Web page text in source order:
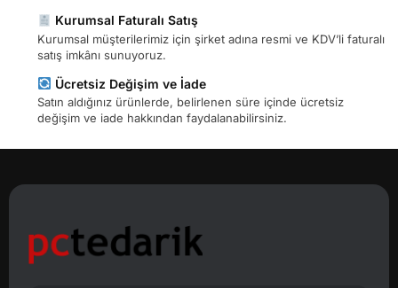
Kurumsal Faturalı Satış
Kurumsal müşterilerimiz için şirket adına resmi ve KDV’li faturalı
satış imkânı sunuyoruz.
Ücretsiz Değişim ve İade
Satın aldığınız ürünlerde, belirlenen süre içinde ücretsiz
değişim ve iade hakkından faydalanabilirsiniz.